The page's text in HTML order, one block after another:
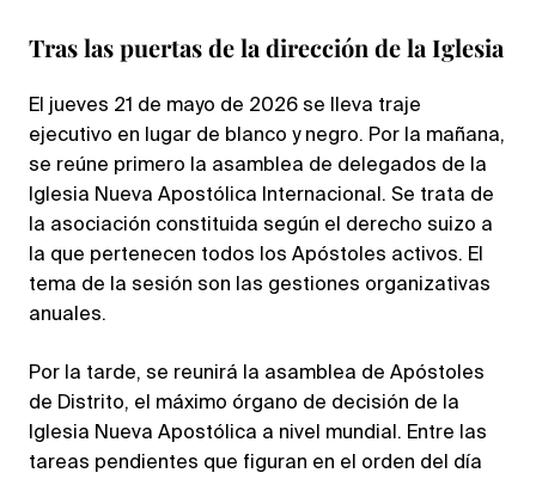
Tras las puertas de la dirección de la Iglesia
El jueves 21 de mayo de 2026 se lleva traje
ejecutivo en lugar de blanco y negro. Por la mañana,
se reúne primero la asamblea de delegados de la
Iglesia Nueva Apostólica Internacional. Se trata de
la asociación constituida según el derecho suizo a
la que pertenecen todos los Apóstoles activos. El
tema de la sesión son las gestiones organizativas
anuales.
Por la tarde, se reunirá la asamblea de Apóstoles
de Distrito, el máximo órgano de decisión de la
Iglesia Nueva Apostólica a nivel mundial. Entre las
tareas pendientes que figuran en el orden del día